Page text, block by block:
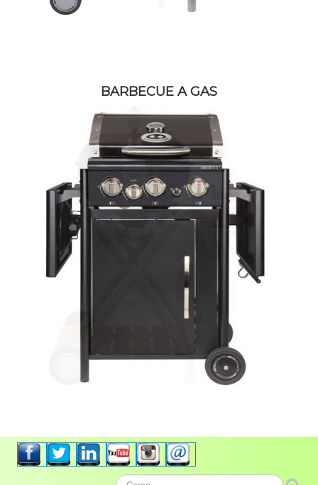
BARBECUE A GAS